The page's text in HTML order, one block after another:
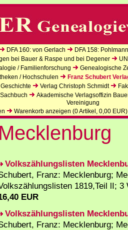
DFA 160: von Gerlach
DFA 158:
bei Bauer & Raspe und bei Degener
/ Familienforschung
Genealogische
/ Hochschulen
Franz Schubert
Verlag Christoph Schmidt
Akademische Verlagsoffizin
Vereinigung
Warenkorb anzeigen (0Artikel, 0,00 EUR)
Mecklenburg
Volkszählungslisten
Franz: Mecklenburg;
1819,Teil lI;
EUR
Volkszählungslisten
Franz: Mecklenburg;